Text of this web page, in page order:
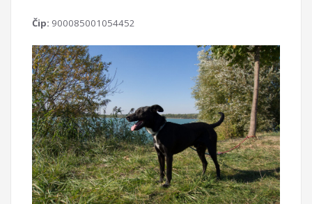
Čip: 900085001054452